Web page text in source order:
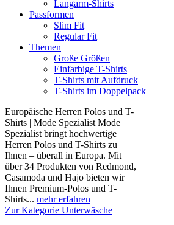
Langarm-Shirts
Passformen
Slim Fit
Regular Fit
Themen
Große Größen
Einfarbige T-Shirts
T-Shirts mit Aufdruck
T-Shirts im Doppelpack
Europäische Herren Polos und T-
Shirts | Mode Spezialist Mode
Spezialist bringt hochwertige
Herren Polos und T-Shirts zu
Ihnen – überall in Europa. Mit
über 34 Produkten von Redmond,
Casamoda und Hajo bieten wir
Ihnen Premium-Polos und T-
Shirts... mehr erfahren
Zur Kategorie Unterwäsche